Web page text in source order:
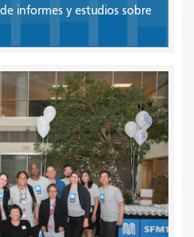
informes y estudios sobre